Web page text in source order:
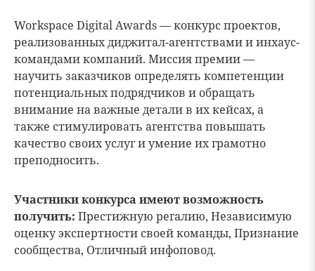
Workspace Digital Awards — конкурс проектов,
реализованных диджитал-агентствами и инхаус-
командами компаний. Миссия премии —
научить заказчиков определять компетенции
потенциальных подрядчиков и обращать
внимание на важные детали в их кейсах, а
также стимулировать агентства повышать
качество своих услуг и умение их грамотно
преподносить.
Участники конкурса имеют возможность
получить: Престижную регалию, Независимую
оценку экспертности своей команды, Признание
сообщества, Отличный инфоповод.